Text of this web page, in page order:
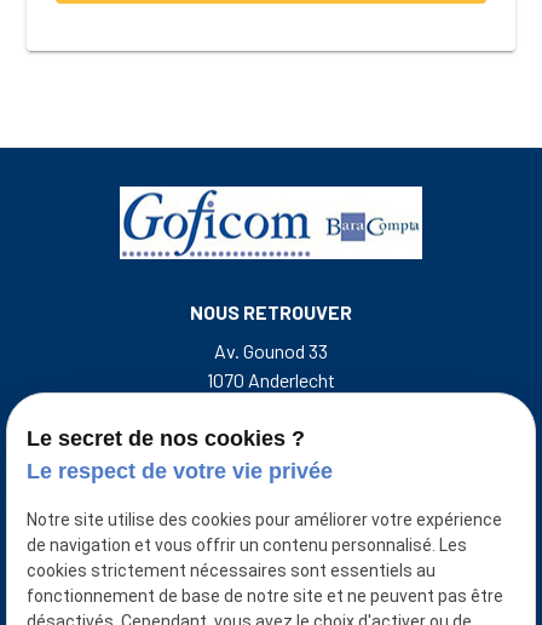
NOUS RETROUVER
Av. Gounod 33
1070 Anderlecht
7500 Tournai Belgique
+32 493 50 38 33
NUMÉRO D'ENTREPRISE
Le secret de nos cookies ?
Le respect de votre vie privée
Notre site utilise des cookies pour améliorer votre expérience
de navigation et vous offrir un contenu personnalisé. Les
cookies strictement nécessaires sont essentiels au
fonctionnement de base de notre site et ne peuvent pas être